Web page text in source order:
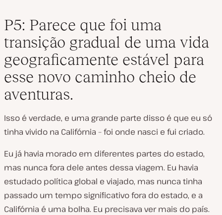
P5: Parece que foi uma
transição gradual de uma vida
geograficamente estável para
esse novo caminho cheio de
aventuras.
Isso é verdade, e uma grande parte disso é que eu só
tinha vivido na Califórnia – foi onde nasci e fui criado.
Eu já havia morado em diferentes partes do estado,
mas nunca fora dele antes dessa viagem. Eu havia
estudado política global e viajado, mas nunca tinha
passado um tempo significativo fora do estado, e a
Califórnia é uma bolha. Eu precisava ver mais do país.